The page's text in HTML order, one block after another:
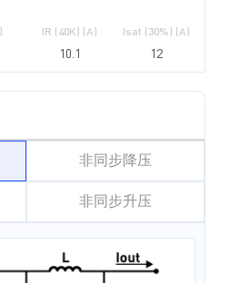
IR (40K) (A) Isat (30%) (A)
10.1 12
非同步降压
非同步升压